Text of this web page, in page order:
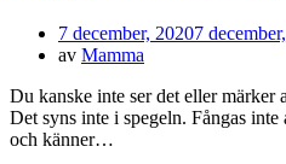
Publicerad
den
7 december, 20207
av Mamma
Du kanske inte ser det eller märker
Det syns inte i spegeln. Fångas
och känner…